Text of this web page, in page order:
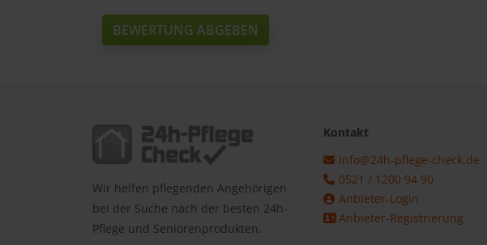
BEWERTUNG ABGEBEN
Wir helfen pflegenden Angehörigen
bei der Suche nach der besten 24h-
Pflege und Seniorenprodukten.
Kontakt
info@24h-pflege-check.de
0521 / 1200 94 90
Anbieter-Login
Anbieter-Registrierung